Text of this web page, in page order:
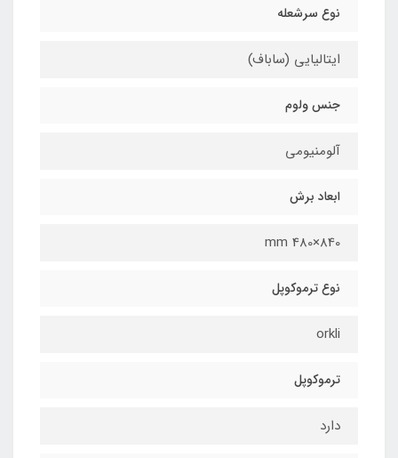
نوع سرشعله
ایتالیایی (ساباف)
جنس ولوم
آلومنیومی
ابعاد برش
840×480 mm
نوع ترموکوپل
orkli
ترموکوپل
دارد